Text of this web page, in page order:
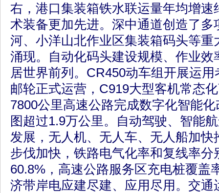
右，港口集装箱铁水联运量年均增速
术装备更加先进。深中通道创造了多
河、小洋山北作业区集装箱码头等重
涌现。自动化码头建设规模、作业效
居世界前列。CR450动车组开展运
邮轮正式运营，C919大型客机常态
7800公里高速公路完成数字化智能
图超过1.9万公里。自动驾驶、智能
发展，无人机、无人车、无人船加快
步伐加快，铁路电气化率和复线率分
60.8%，高速公路服务区充电桩覆盖
济带岸电应建尽建、应用尽用。交通